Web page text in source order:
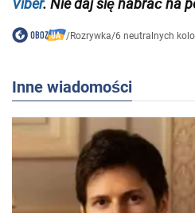
Viber. Nie daj się nabrać na
/Rozrywka/6 neutralnych
Inne wiadomości